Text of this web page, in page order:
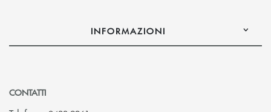
INFORMAZIONI
CONTATTI